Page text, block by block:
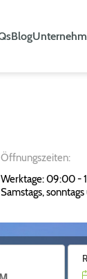
Blog
Öffnungszeiten:
Werktage: 09:00 -
Samstags,